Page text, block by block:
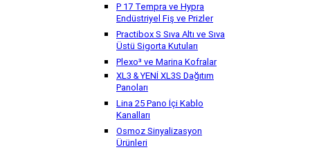
P 17 Tempra ve Hypra
Endüstriyel Fiş ve Prizler
Practibox S Sıva Altı ve Sıva
Üstü Sigorta Kutuları
Plexo³ ve Marina Kofralar
XL3 & YENİ XL3S Dağıtım
Panoları
Lina 25 Pano İçi Kablo
Kanalları
Osmoz Sinyalizasyon
Ürünleri